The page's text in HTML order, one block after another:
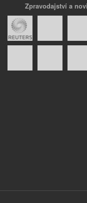
Zpravodajství a